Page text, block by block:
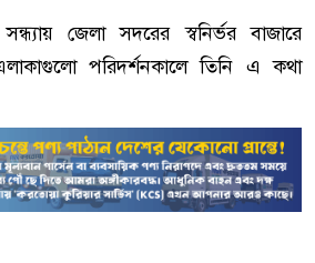
জেলা সদরের স্বনির্ভর বাজারে
পরিদর্শনকালে তিনি এ কথা